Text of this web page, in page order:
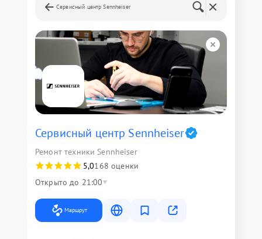
Сервисный центр Sennheiser
Сервисный центр Sennheiser
Ремонт техники Sennheiser
5,0168 оценки
Открыто до 21:00
Маршрут